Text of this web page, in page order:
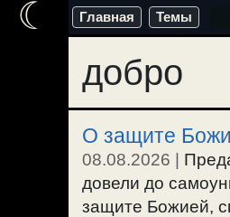
Перейти
содержимому
Главная Темы
добро
О защите
08.08.2026
довели до
защите Божией,
☾